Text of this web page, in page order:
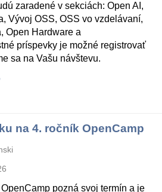
zaradené v sekciách: Open AI,
Vývoj OSS, OSS vo vzdelávaní,
Open Hardware a
príspevky je možné registrovať
sa na Vašu návštevu.
na 4. ročník OpenCamp
pozná svoj termín a je